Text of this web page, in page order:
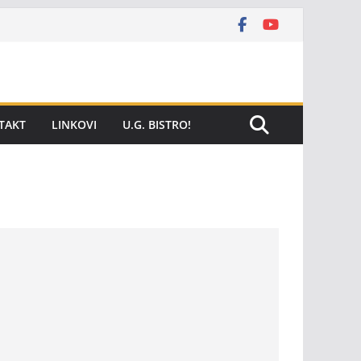
LINKOVI U.G. BISTRO!